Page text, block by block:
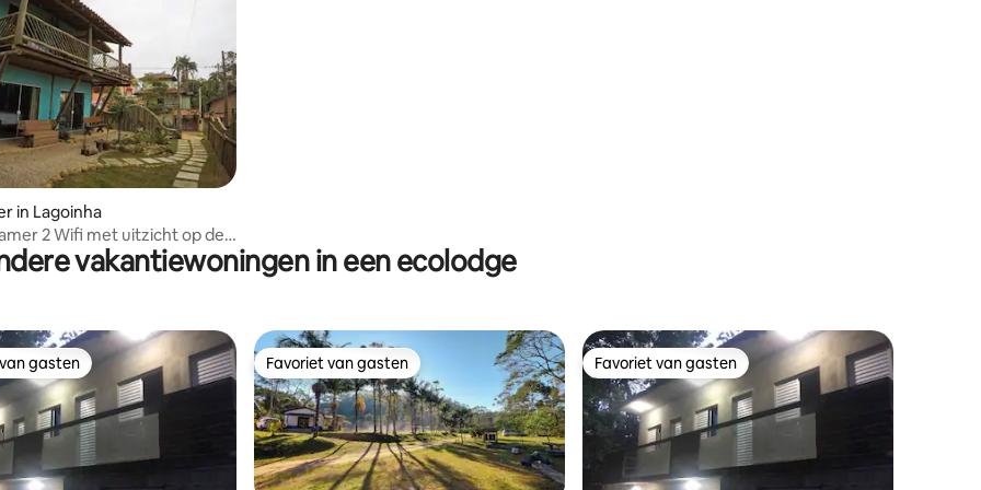
van 4,82 uit 5, 22 recensies
in Lagoinha
2 Wifi met uitzicht op de
een eigen keuken
vakantiewoningen in een ecolodge
gasten
gasten Favoriet van gasten
Favoriet van gasten Favoriet van gasten
Favoriet van gasten